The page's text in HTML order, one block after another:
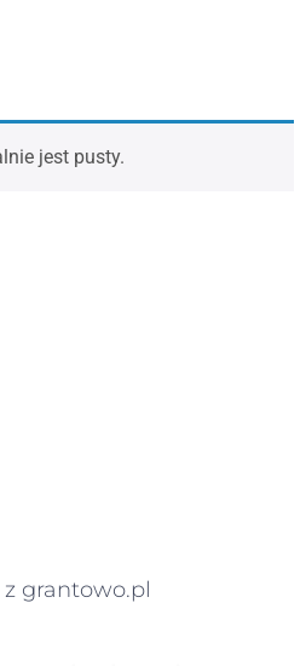
jest pusty.
grantowo.pl